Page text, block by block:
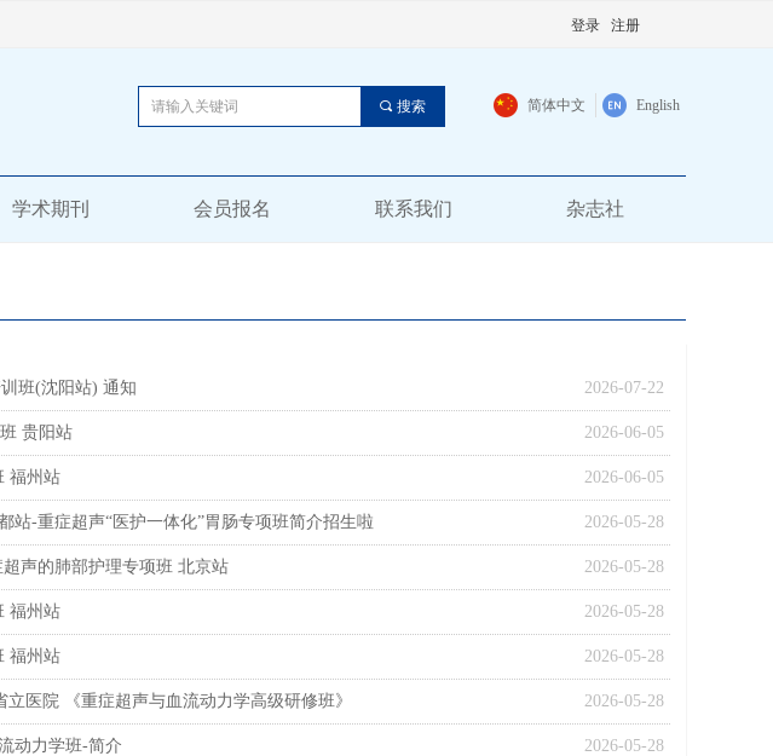
学术期刊 会员报名 联系我们 杂志社
登录 注册
简体中文 English
끠 搜索
2026-07-22
班(沈阳站) 通知
2026-06-05
贵阳站
2026-06-05
福州站
2026-05-28
站-重症超声“医护一体化”胃肠专项班简介招生啦
2026-05-28
声的肺部护理专项班 北京站
2026-05-28
福州站
2026-05-28
福州站
2026-05-28
医院 《重症超声与血流动力学高级研修班》
2026-05-28
动力学班-简介